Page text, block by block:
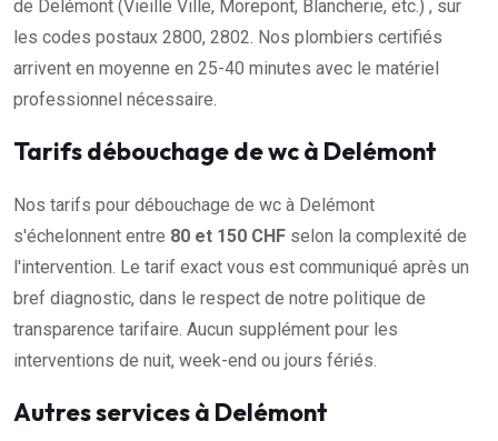
de Delémont (Vieille Ville, Morepont, Blancherie, etc.) , sur
les codes postaux 2800, 2802. Nos plombiers certifiés
arrivent en moyenne en 25-40 minutes avec le matériel
professionnel nécessaire.
Tarifs débouchage de wc à Delémont
Nos tarifs pour débouchage de wc à Delémont
s'échelonnent entre 80 et 150 CHF selon la complexité de
l'intervention. Le tarif exact vous est communiqué après un
bref diagnostic, dans le respect de notre politique de
transparence tarifaire. Aucun supplément pour les
interventions de nuit, week-end ou jours fériés.
Autres services à Delémont